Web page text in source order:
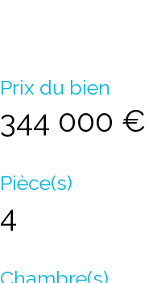
Prix du bien
344 000 €
Pièce(s)
4
Chambre(s)